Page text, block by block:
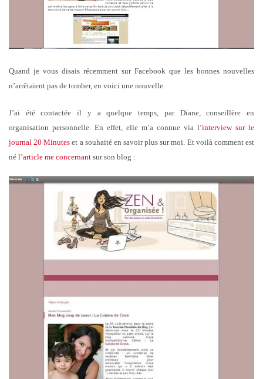
Quand je vous disais récemment sur Facebook que les bonnes nouvelles
n’arrêtaient pas de tomber, en voici une nouvelle.
J’ai été contactée il y a quelque temps, par Diane, conseillère en
organisation personnelle. En effet, elle m’a connue via l‘interview sur le
journal 20 Minutes et a souhaité en savoir plus sur moi. Et voilà comment est
né l’article me concernant sur son blog :